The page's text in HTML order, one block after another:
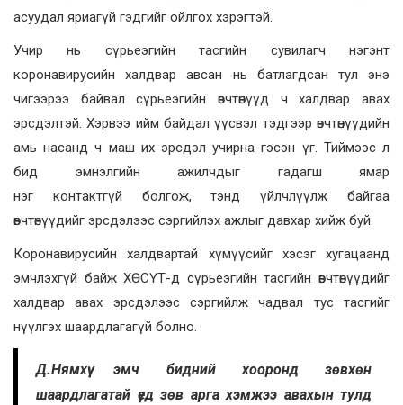
асуудал яриагүй гэдгийг ойлгох хэрэгтэй.
Учир нь сүрьеэгийн тасгийн сувилагч нэгэнт
коронавирусийн халдвар авсан нь батлагдсан тул энэ
чигээрээ байвал сүрьеэгийн өвчтөнүүд ч халдвар авах
эрсдэлтэй. Хэрвээ ийм байдал үүсвэл тэдгээр өвчтөнүүдийн
амь насанд ч маш их эрсдэл учирна гэсэн үг. Тиймээс л
бид эмнэлгийн ажилчдыг гадагш ямар
нэг контактгүй болгож, тэнд үйлчлүүлж байгаа
өвчтөнүүдийг эрсдэлээс сэргийлэх ажлыг давхар хийж буй.
Коронавирусийн халдвартай хүмүүсийг хэсэг хугацаанд
эмчлэхгүй байж ХӨСҮТ-д сүрьеэгийн тасгийн өвчтөнүүдийг
халдвар авах эрсдэлээс сэргийлж чадвал тус тасгийг
нүүлгэх шаардлагагүй болно.
Д.Нямхүү эмч бидний хооронд зөвхөн
шаардлагатай үед зөв арга хэмжээ авахын тулд